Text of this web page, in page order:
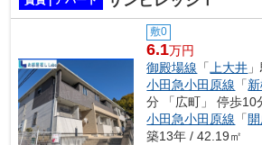
敷0
6.1万円
御殿場線 「上大井
小田急小田原線 「
分 「広町」 停歩10
小田急小田原線 「
築13年 / 42.19㎡